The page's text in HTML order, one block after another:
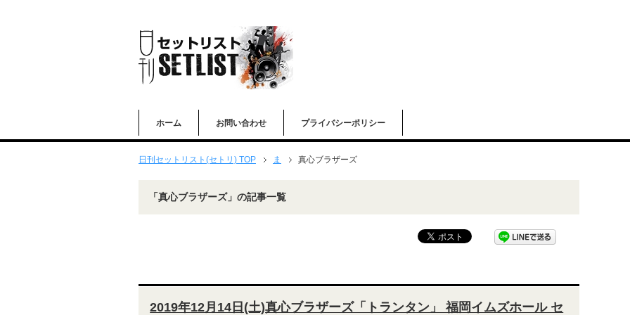
ホーム お問い合わせ プライバシーポリシー
日刊セットリスト(セトリ) TOP ま 真心ブラザーズ
「真心ブラザーズ」の記事一覧
2019年12月14日(土)真心ブラザーズ「トランタン」 福岡イムズホール セ